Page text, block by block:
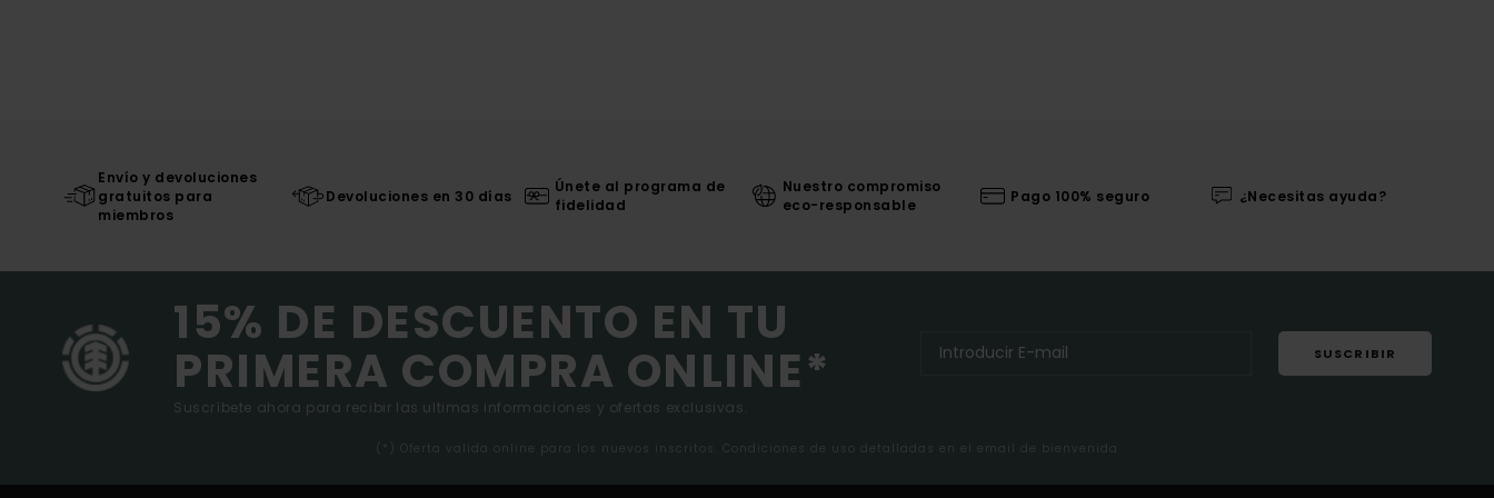
Envío y devoluciones
gratuitos para
miembros
Devoluciones en 30 días
Únete al programa de
fidelidad
Nuestro compromiso
eco-responsable
Pago 100% seguro ¿Necesitas ayuda?
15% DE DESCUENTO EN TU
PRIMERA COMPRA ONLINE*
Suscríbete ahora para recibir las ultimas informaciones y ofertas exclusivas.
SUSCRIBIR
(*) Oferta valida online para los nuevos inscritos. Condiciones de uso detalladas en el email de bienvenida